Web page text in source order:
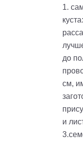
1.
до
см,
и